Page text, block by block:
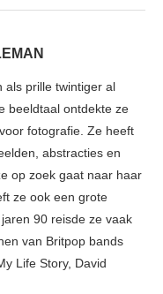
als prille twintiger al
beeldtaal ontdekte ze
fotografie. Ze heeft
abstracties en
op zoek gaat naar haar
ze ook een grote
90 reisde ze vaak
van Britpop bands
Life Story, David